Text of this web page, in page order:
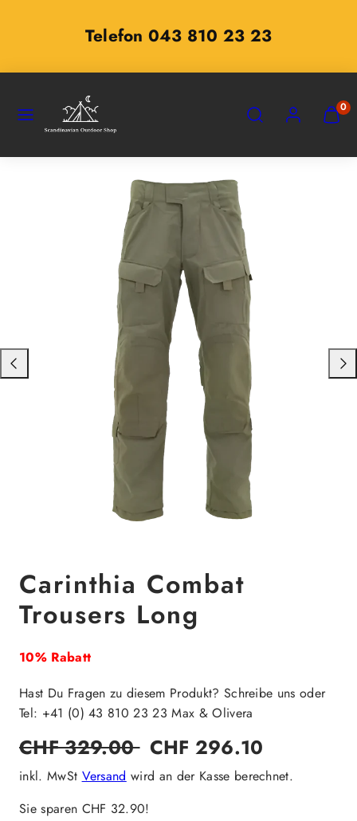
Telefon 043 810 23 23
SPEISEKARTE 0
Nach
links
Nach
Carinthia Combat
Trousers Long
10% Rabatt
Hast Du Fragen zu diesem Produkt? Schreibe uns oder
Tel: +41 (0) 43 810 23 23 Max & Olivera
Regulärer
Preis
CHF 329.00 Verkaufspreis
CHF 296.10
inkl. MwSt Versand wird an der Kasse berechnet.
Sie sparen CHF 32.90!